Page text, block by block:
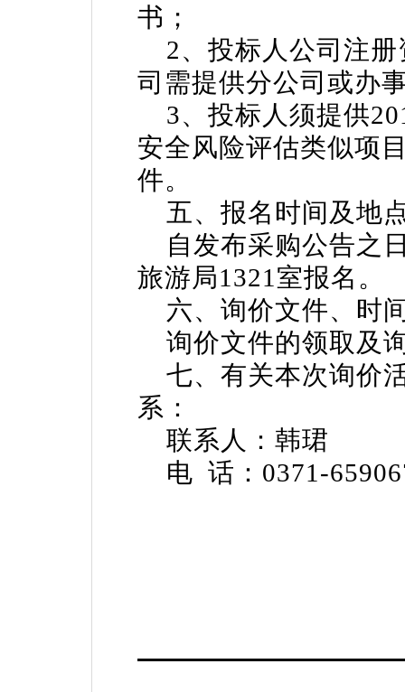
书；
2、投标人公司注册
司需提供分公司或办
3、投标人须提供
安全风险评估类似项
件。
五、报名时间及地
自发布采购公告之
旅游局1321室报名。
六、询价文件、时
询价文件的领取及
七、有关本次询价
系：
联系人：韩珺
电 话：0371-